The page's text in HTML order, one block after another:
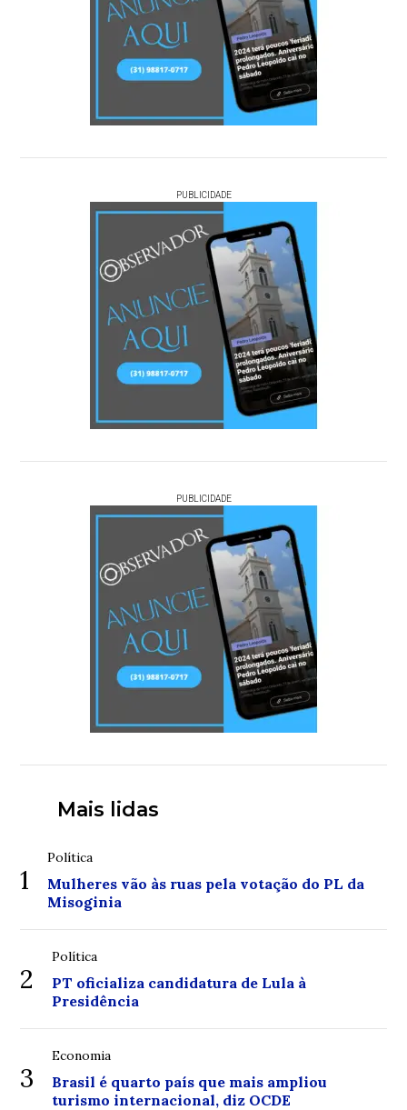
PUBLICIDADE
PUBLICIDADE
Mais lidas
1
Política
Mulheres vão às ruas pela votação do PL da
Misoginia
2
Política
PT oficializa candidatura de Lula à
Presidência
3
Economia
Brasil é quarto país que mais ampliou
turismo internacional, diz OCDE